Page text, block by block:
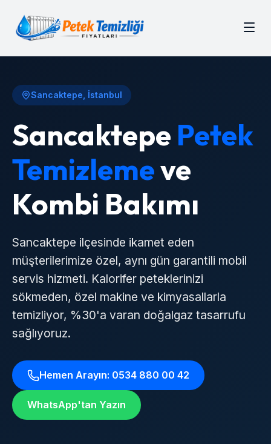
Sancaktepe , İstanbul
Sancaktepe Petek
Temizlemeve
Kombi Bakımı
Sancaktepe ilçesinde ikamet eden
müşterilerimize özel, aynı gün garantili mobil
servis hizmeti. Kalorifer peteklerinizi
sökmeden, özel makine ve kimyasallarla
temizliyor, %30'a varan doğalgaz tasarrufu
sağlıyoruz.
Hemen Arayın: 0534 880 00 42
WhatsApp'tan Yazın